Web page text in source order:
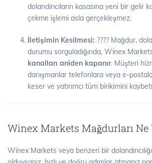
dolandırıcıların kasasına yeni bir gelir
çekme işlemi asla gerçekleşmez.
İletişimin Kesilmesi: ???? Mağdur,
durumu sorguladığında, Winex
kanalları aniden kapanır. Müşteri
danışmanlar telefonlara veya e-
keser ve yatırımcı tüm birikimini
Winex Markets Mağdurları Ne
Winex Markets veya benzeri bir